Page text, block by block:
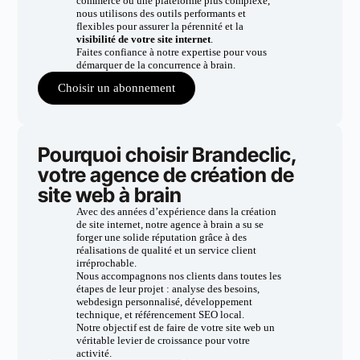
nous utilisons des outils performants et
flexibles pour assurer la pérennité et la
visibilité de votre site internet.
Faites confiance à notre expertise pour vous
démarquer de la concurrence à brain.
Choisir un abonnement
Pourquoi choisir Brandeclic,
votre agence de création de
site web à brain
Avec des années d’expérience dans la création
de site internet, notre agence à brain a su se
forger une solide réputation grâce à des
réalisations de qualité et un service client
irréprochable.
Nous accompagnons nos clients dans toutes les
étapes de leur projet : analyse des besoins,
webdesign personnalisé, développement
technique, et référencement SEO local.
Notre objectif est de faire de votre site web un
véritable levier de croissance pour votre
activité.